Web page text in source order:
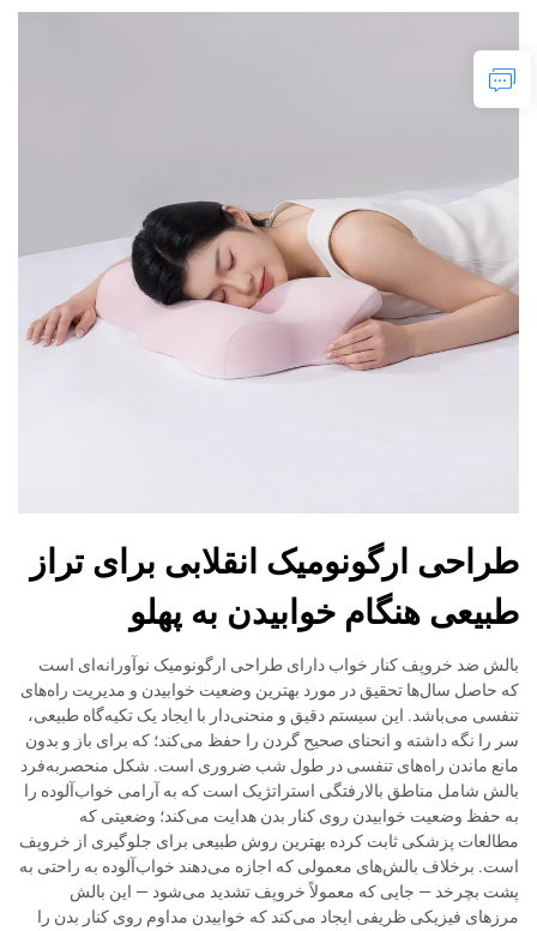
طراحی ارگونومیک انقلابی برای تراز
طبیعی هنگام خوابیدن به پهلو
بالش ضد خروپف کنار خواب دارای طراحی ارگونومیک نوآورانه‌ای است
که حاصل سال‌ها تحقیق در مورد بهترین وضعیت خوابیدن و مدیریت راه‌های
تنفسی می‌باشد. این سیستم دقیق و منحنی‌دار با ایجاد یک تکیه‌گاه طبیعی،
سر را نگه داشته و انحنای صحیح گردن را حفظ می‌کند؛ که برای باز و بدون
مانع ماندن راه‌های تنفسی در طول شب ضروری است. شکل منحصربه‌فرد
بالش شامل مناطق بالارفتگی استراتژیک است که به آرامی خواب‌آلوده را
به حفظ وضعیت خوابیدن روی کنار بدن هدایت می‌کند؛ وضعیتی که
مطالعات پزشکی ثابت کرده بهترین روش طبیعی برای جلوگیری از خروپف
است. برخلاف بالش‌های معمولی که اجازه می‌دهند خواب‌آلوده به راحتی به
پشت بچرخد — جایی که معمولاً خروپف تشدید می‌شود — این بالش
مرزهای فیزیکی ظریفی ایجاد می‌کند که خوابیدن مداوم روی کنار بدن را